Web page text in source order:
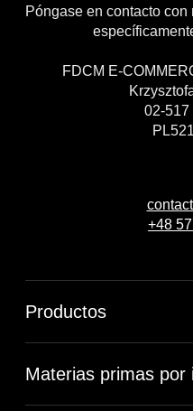
Póngase en contacto
FDCM E-
02-517
+48
Productos
Materias primas por